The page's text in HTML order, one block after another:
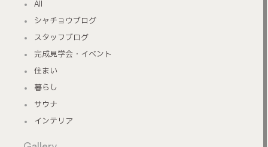
All
シャチョウブログ
スタッフブログ
完成見学会・イベント
住まい
暮らし
サウナ
インテリア